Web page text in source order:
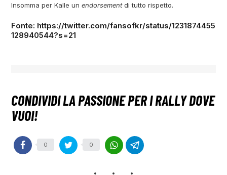
Insomma per Kalle unendorsementdi tutto rispetto.
Fonte: https://twitter.com/fansofkr/status/1231874455
128940544?s=21
0 0